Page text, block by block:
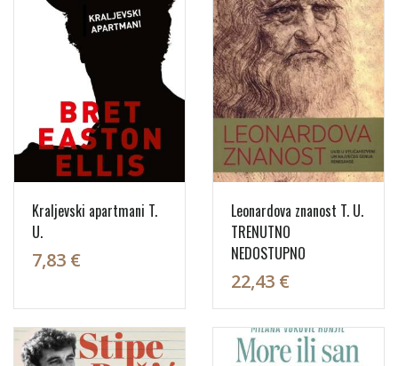
Kraljevski apartmani T.
U.
7,83 €
Leonardova znanost T. U.
TRENUTNO
NEDOSTUPNO
22,43 €